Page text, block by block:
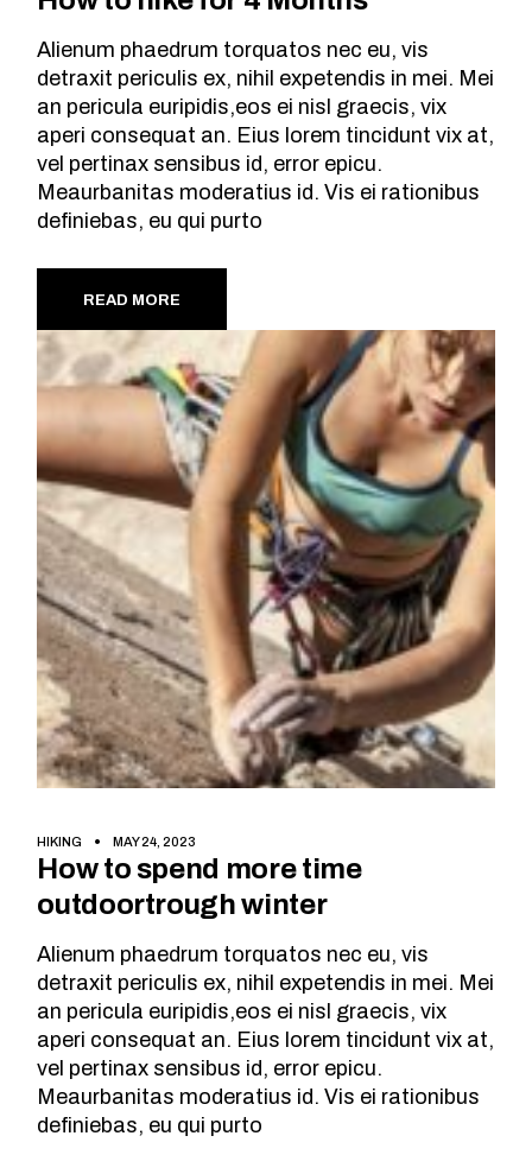
Alienum phaedrum torquatos nec eu, vis
detraxit periculis ex, nihil expetendis in mei. Mei
an pericula euripidis,eos ei nisl graecis, vix
aperi consequat an. Eius lorem tincidunt vix at,
vel pertinax sensibus id, error epicu.
Meaurbanitas moderatius id. Vis ei rationibus
definiebas, eu qui purto
READ MORE
HIKING MAY 24, 2023
How to spend more time
outdoortrough winter
Alienum phaedrum torquatos nec eu, vis
detraxit periculis ex, nihil expetendis in mei. Mei
an pericula euripidis,eos ei nisl graecis, vix
aperi consequat an. Eius lorem tincidunt vix at,
vel pertinax sensibus id, error epicu.
Meaurbanitas moderatius id. Vis ei rationibus
definiebas, eu qui purto